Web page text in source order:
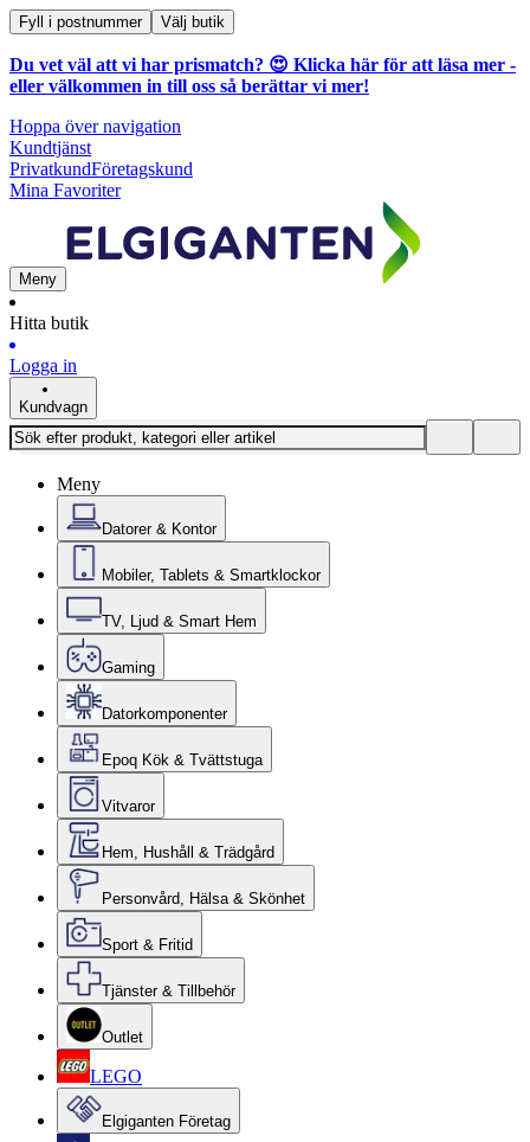
Fyll i postnummer Välj butik
Du vet väl att vi har prismatch? 😍 Klicka här för att läsa mer -
eller välkommen in till oss så berättar vi mer!
Hoppa över navigation
Kundtjänst
PrivatkundFöretagskund
Mina Favoriter
Meny
Hitta butik
Logga in
Kundvagn
Meny
Datorer & Kontor
Mobiler, Tablets & Smartklockor
TV, Ljud & Smart Hem
Gaming
Datorkomponenter
Epoq Kök & Tvättstuga
Vitvaror
Hem, Hushåll & Trädgård
Personvård, Hälsa & Skönhet
Sport & Fritid
Tjänster & Tillbehör
Outlet
LEGO
Elgiganten Företag